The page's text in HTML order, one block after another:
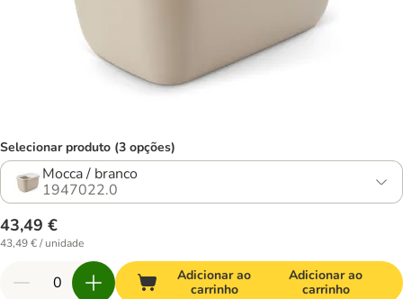
Selecionar produto (3 opções)
Mocca / branco
1947022.0
43,49 €
43,49 € / unidade
Adicionar ao
carrinho
Adicionar ao
carrinho